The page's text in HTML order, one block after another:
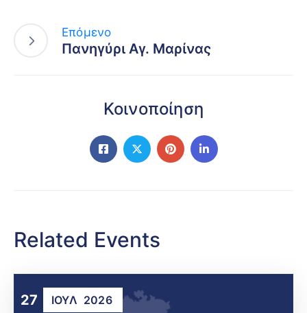
Επόμενο
Πανηγύρι Αγ. Μαρίνας
Κοινοποίηση
Related Events
27 ΙΟΎΛ 2026